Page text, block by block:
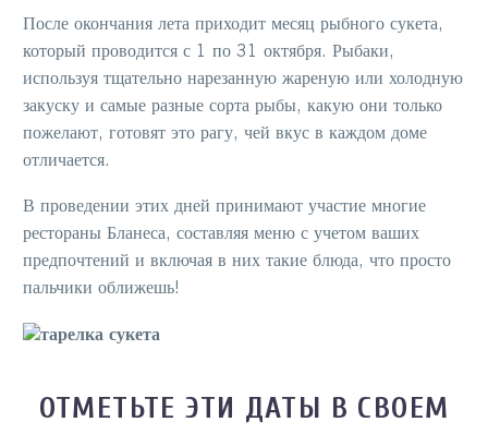
После окончания лета приходит месяц рыбного сукета,
который проводится с 1 по 31 октября. Рыбаки,
используя тщательно нарезанную жареную или холодную
закуску и самые разные сорта рыбы, какую они только
пожелают, готовят это рагу, чей вкус в каждом доме
отличается.
В проведении этих дней принимают участие многие
рестораны Бланеса, составляя меню с учетом ваших
предпочтений и включая в них такие блюда, что просто
пальчики оближешь!
ОТМЕТЬТЕ ЭТИ ДАТЫ В СВОЕМ